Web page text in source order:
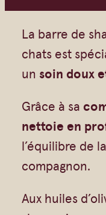
Vrac
Huiles
La barre de
chats est
un soin doux
Grâce à sa
nettoie en
l’équilibre de
compagnon.
Aux huiles
a
n
t
i
é
d
e
B
r